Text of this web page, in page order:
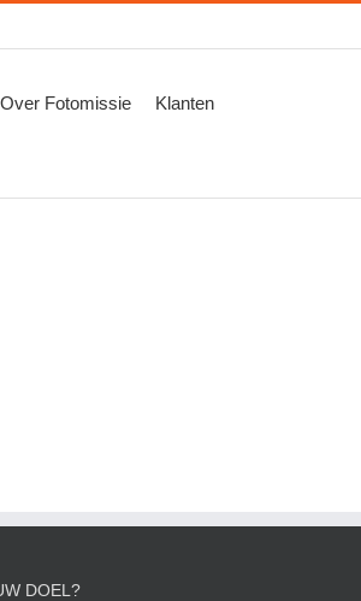
Over Fotomissie Klanten
DOEL?